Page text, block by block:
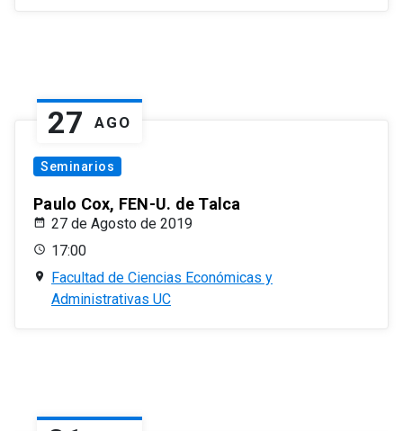
27 AGO
Seminarios
Paulo Cox, FEN-U. de Talca
27 de Agosto de 2019
17:00
Facultad de Ciencias Económicas y
Administrativas UC